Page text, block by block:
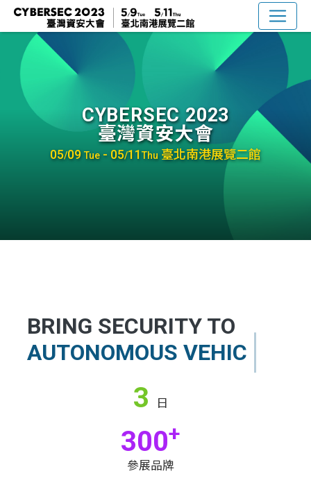
CYBERSEC 2023
臺灣資安大會
05/09Tue- 05/11Thu臺北南港展覽二館
BRING SECURITY TO
AU
3 日
300+
參展品牌